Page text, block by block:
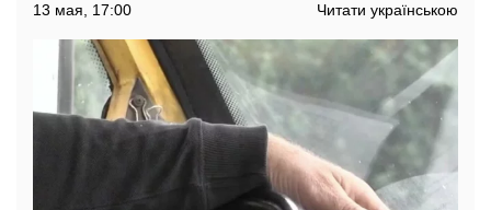
13 мая, 17:00 Читати українською